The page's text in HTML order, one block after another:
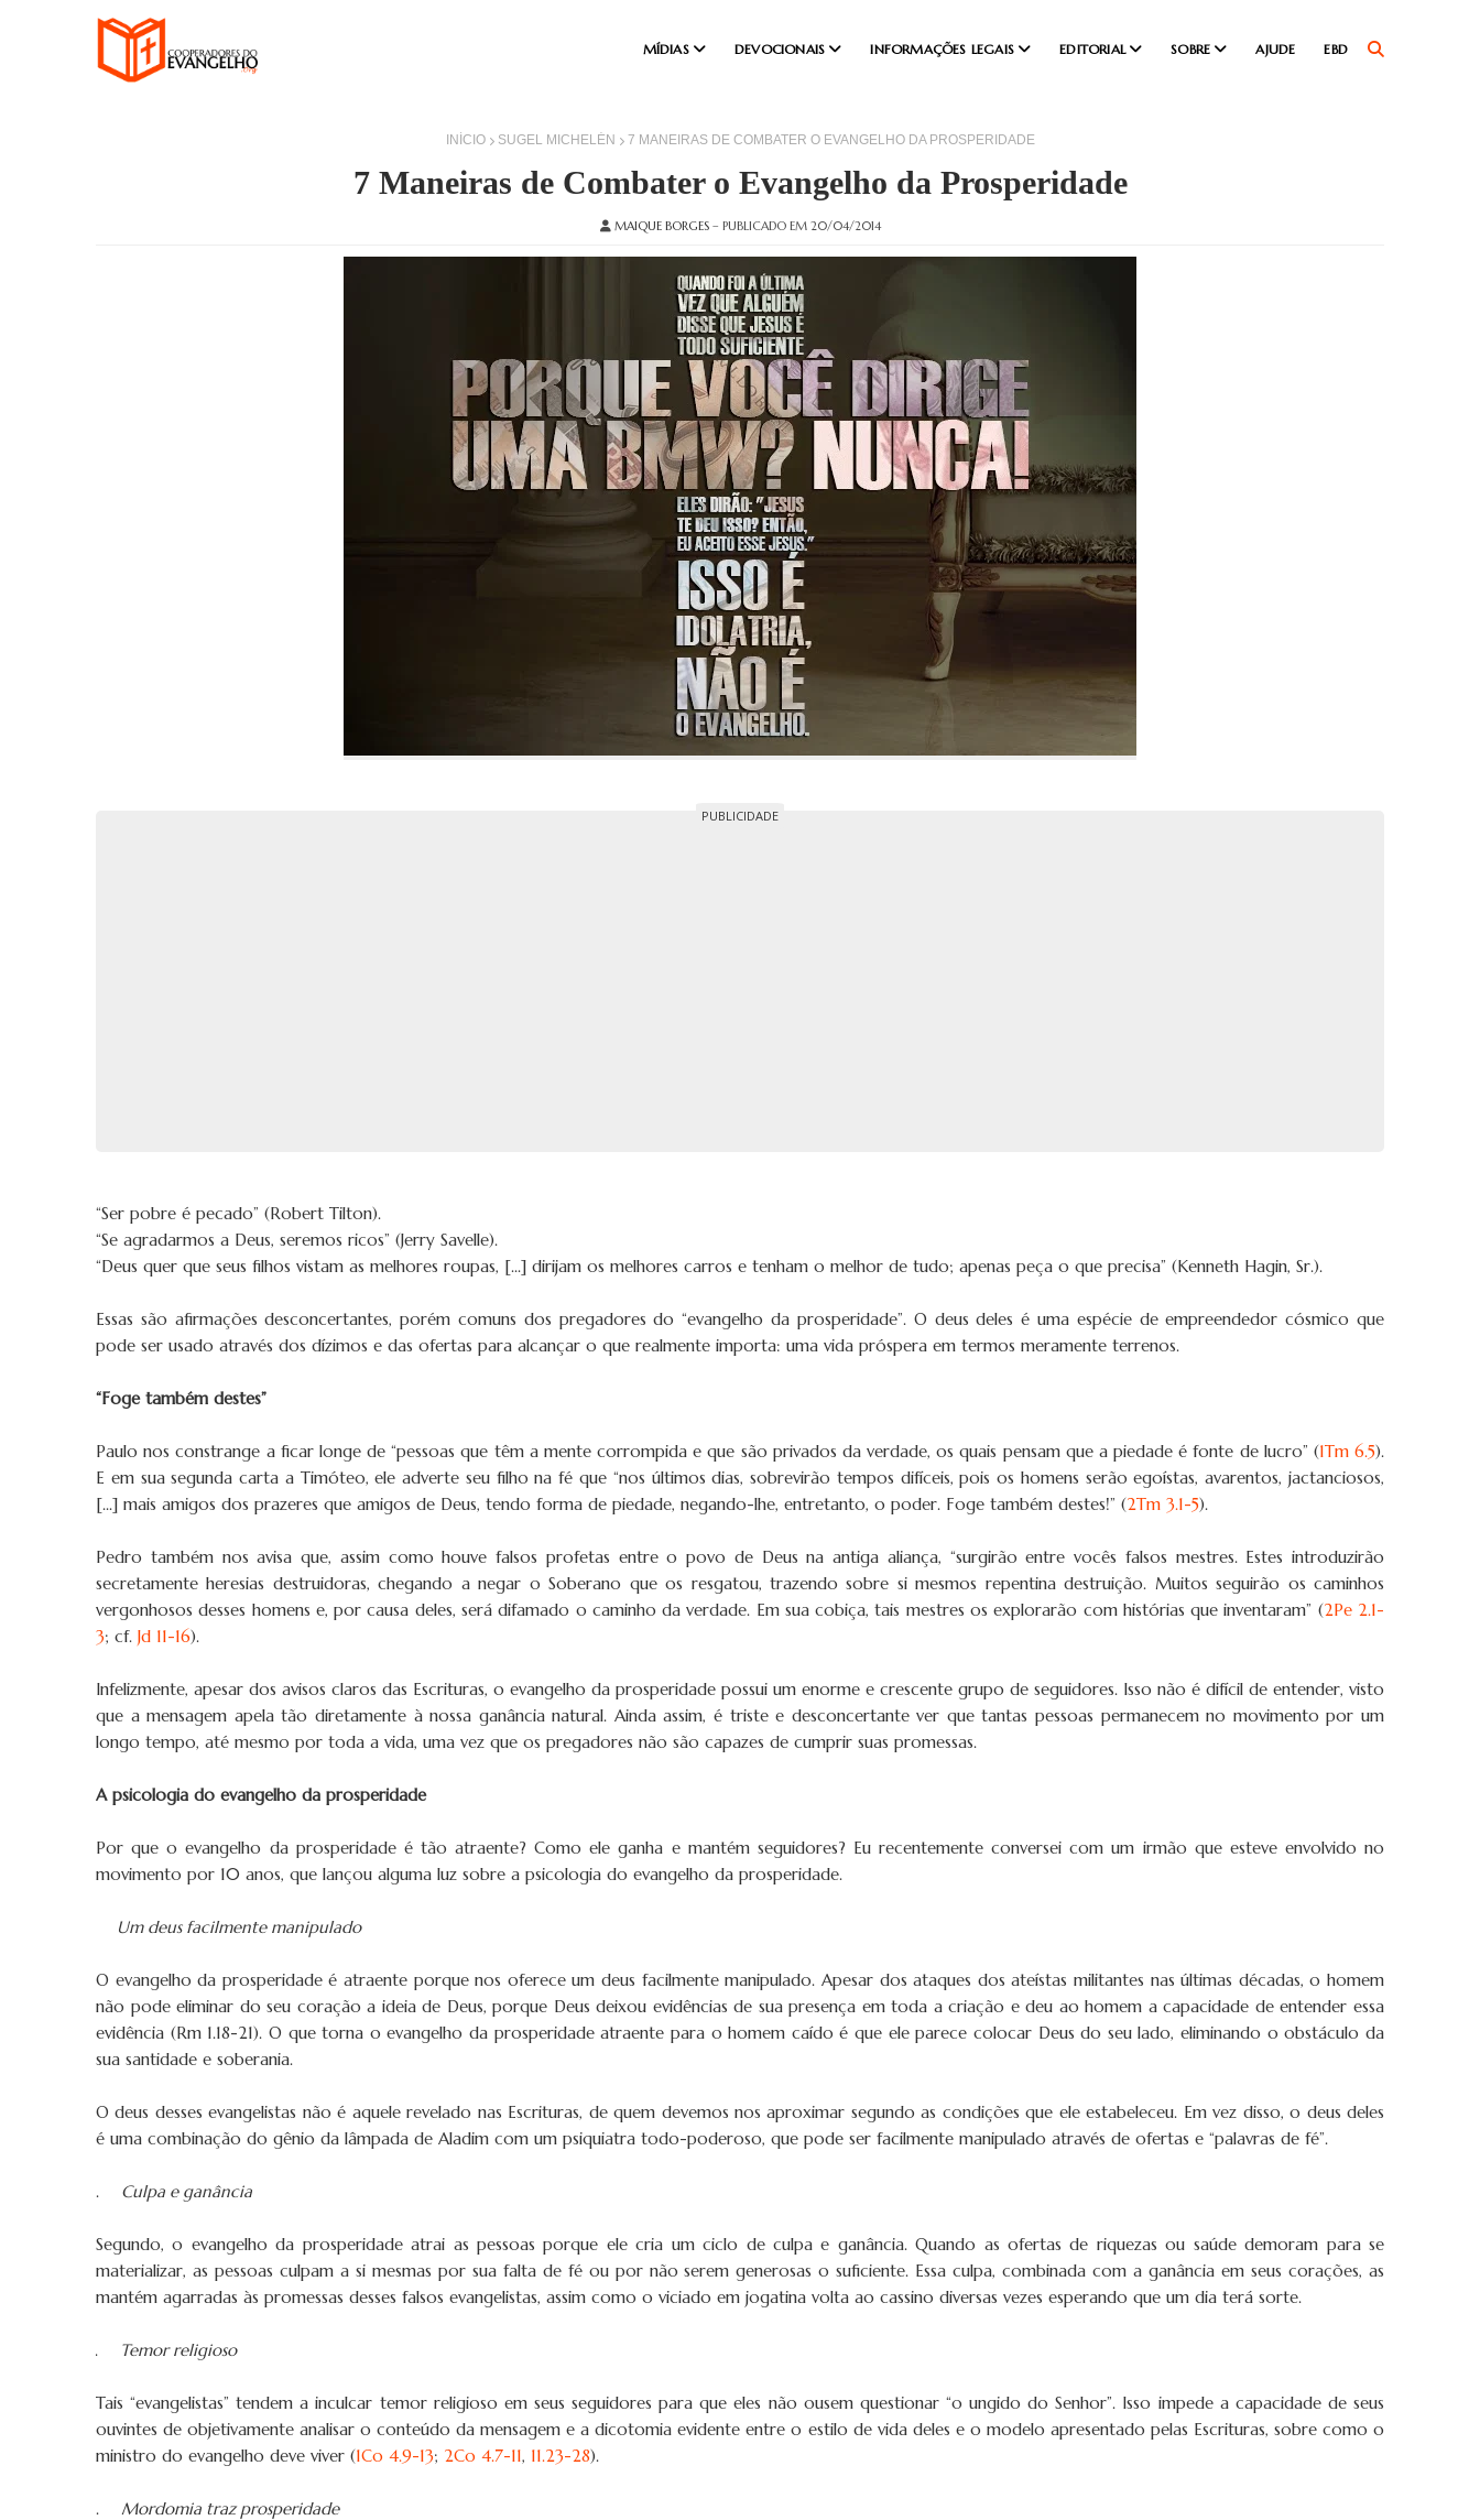
MÍDIAS DEVOCIONAIS INFORMAÇÕES LEGAIS EDITORIAL SOBRE AJUDE EBD
INÍCIO SUGEL MICHELÉN 7 MANEIRAS DE COMBATER O EVANGELHO DA PROSPERIDADE
7 Maneiras de Combater o Evangelho da Prosperidade
MAIQUE BORGES– PUBLICADO EM 20/04/2014
“Ser pobre é pecado” (Robert Tilton).
“Se agradarmos a Deus, seremos ricos” (Jerry Savelle).
“Deus quer que seus filhos vistam as melhores roupas, [...] dirijam os melhores carros e tenham o melhor de tudo; apenas peça o que precisa” (Kenneth Hagin, Sr.).
Essas são afirmações desconcertantes, porém comuns dos pregadores do “evangelho da prosperidade”. O deus deles é uma espécie de empreendedor cósmico que
pode ser usado através dos dízimos e das ofertas para alcançar o que realmente importa: uma vida próspera em termos meramente terrenos.
“Foge também destes”
Paulo nos constrange a ficar longe de “pessoas que têm a mente corrompida e que são privados da verdade, os quais pensam que a piedade é fonte de lucro” (1Tm 6.5).
E em sua segunda carta a Timóteo, ele adverte seu filho na fé que “nos últimos dias, sobrevirão tempos difíceis, pois os homens serão egoístas, avarentos, jactanciosos,
[...] mais amigos dos prazeres que amigos de Deus, tendo forma de piedade, negando-lhe, entretanto, o poder. Foge também destes!” (2Tm 3.1-5).
Pedro também nos avisa que, assim como houve falsos profetas entre o povo de Deus na antiga aliança, “surgirão entre vocês falsos mestres. Estes introduzirão
secretamente heresias destruidoras, chegando a negar o Soberano que os resgatou, trazendo sobre si mesmos repentina destruição. Muitos seguirão os caminhos
vergonhosos desses homens e, por causa deles, será difamado o caminho da verdade. Em sua cobiça, tais mestres os explorarão com histórias que inventaram” (2Pe 2.1-
3; cf. Jd 11-16).
Infelizmente, apesar dos avisos claros das Escrituras, o evangelho da prosperidade possui um enorme e crescente grupo de seguidores. Isso não é difícil de entender, visto
que a mensagem apela tão diretamente à nossa ganância natural. Ainda assim, é triste e desconcertante ver que tantas pessoas permanecem no movimento por um
longo tempo, até mesmo por toda a vida, uma vez que os pregadores não são capazes de cumprir suas promessas.
A psicologia do evangelho da prosperidade
Por que o evangelho da prosperidade é tão atraente? Como ele ganha e mantém seguidores? Eu recentemente conversei com um irmão que esteve envolvido no
movimento por 10 anos, que lançou alguma luz sobre a psicologia do evangelho da prosperidade.
Um deus facilmente manipulado
O evangelho da prosperidade é atraente porque nos oferece um deus facilmente manipulado. Apesar dos ataques dos ateístas militantes nas últimas décadas, o homem
não pode eliminar do seu coração a ideia de Deus, porque Deus deixou evidências de sua presença em toda a criação e deu ao homem a capacidade de entender essa
evidência (Rm 1.18-21). O que torna o evangelho da prosperidade atraente para o homem caído é que ele parece colocar Deus do seu lado, eliminando o obstáculo da
sua santidade e soberania.
O deus desses evangelistas não é aquele revelado nas Escrituras, de quem devemos nos aproximar segundo as condições que ele estabeleceu. Em vez disso, o deus deles
é uma combinação do gênio da lâmpada de Aladim com um psiquiatra todo-poderoso, que pode ser facilmente manipulado através de ofertas e “palavras de fé”.
2. Culpa e ganância
Segundo, o evangelho da prosperidade atrai as pessoas porque ele cria um ciclo de culpa e ganância. Quando as ofertas de riquezas ou saúde demoram para se
materializar, as pessoas culpam a si mesmas por sua falta de fé ou por não serem generosas o suficiente. Essa culpa, combinada com a ganância em seus corações, as
mantém agarradas às promessas desses falsos evangelistas, assim como o viciado em jogatina volta ao cassino diversas vezes esperando que um dia terá sorte.
3. Temor religioso
Tais “evangelistas” tendem a inculcar temor religioso em seus seguidores para que eles não ousem questionar “o ungido do Senhor”. Isso impede a capacidade de seus
ouvintes de objetivamente analisar o conteúdo da mensagem e a dicotomia evidente entre o estilo de vida deles e o modelo apresentado pelas Escrituras, sobre como o
ministro do evangelho deve viver (1Co 4.9-13; 2Co 4.7-11, 11.23-28).
4. Mordomia traz prosperidade